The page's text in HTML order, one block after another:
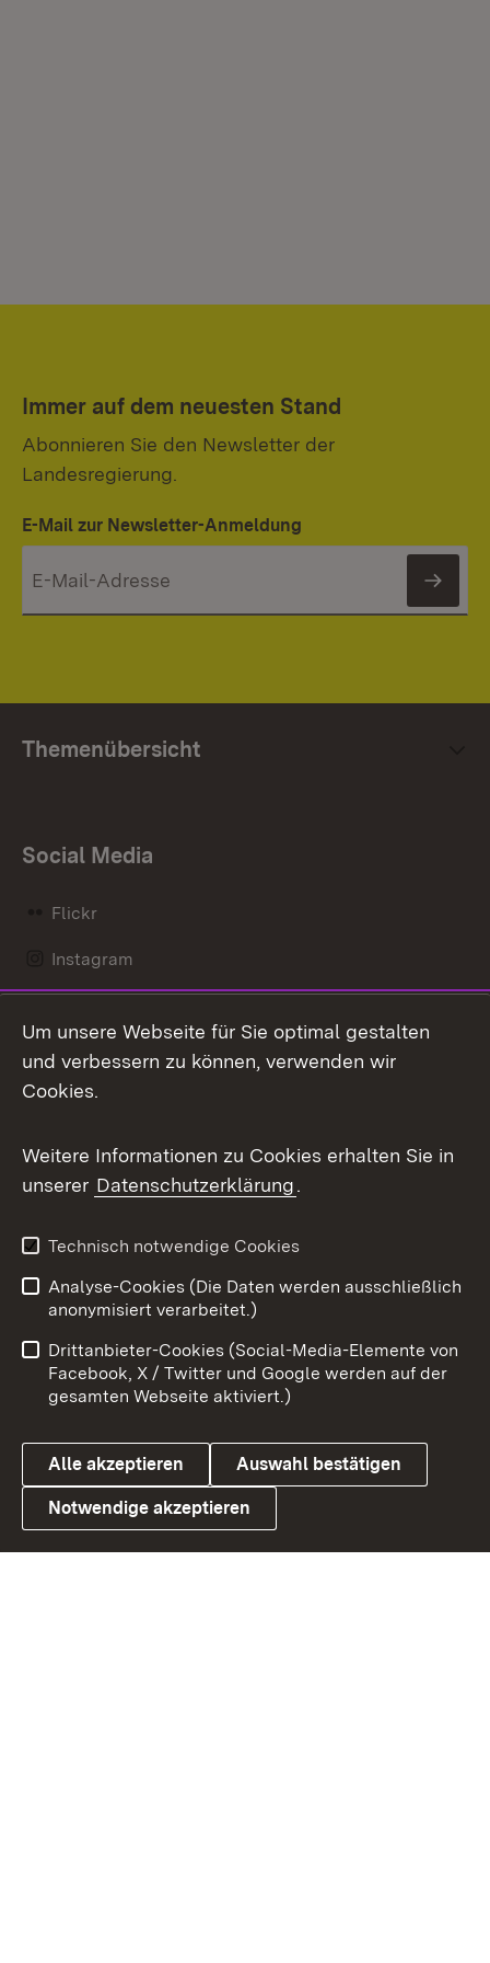
Immer auf dem neuesten Stand
Abonnieren Sie den Newsletter der
Landesregierung.
E-Mail zur Newsletter-Anmeldung
Themenübersicht
Social Media
Flickr
Instagram
Mastodon
Messenger
Social Wall
X / Twitter
Youtube
Link zum Landesportal
Benutzungshinweise
Barrierefreiheit
Datenschutz
Cookies
Um unsere Webseite für Sie optimal gestalten
und verbessern zu können, verwenden wir
Cookies.
Weitere Informationen zu Cookies erhalten Sie in
unserer Datenschutzerklärung.
Technisch notwendige Cookies
Analyse-Cookies (Die Daten werden ausschließlich
anonymisiert verarbeitet.)
Drittanbieter-Cookies (Social-Media-Elemente von
Facebook, X / Twitter und Google werden auf der
gesamten Webseite aktiviert.)
Alle akzeptieren Auswahl bestätigen
Notwendige akzeptieren